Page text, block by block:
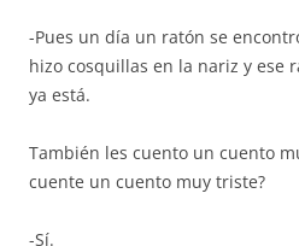
-Pues un día un ratón se
hizo cosquillas en la nariz y ese
ya está.
También les cuento un cuento
cuente un cuento muy triste?
-Sí.